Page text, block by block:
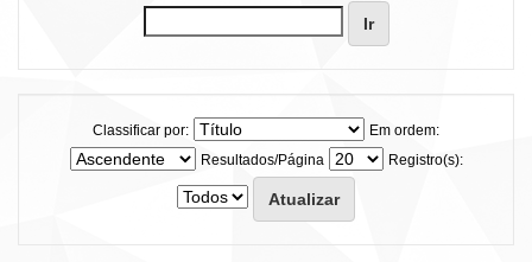
Classificar por:
Em ordem:
Resultados/Página
Registro(s):